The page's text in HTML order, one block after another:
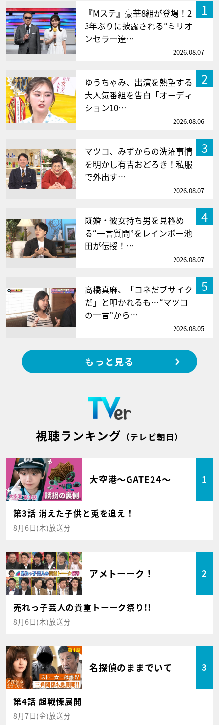
1
『Mステ』豪華8組が登場！2
3年ぶりに披露される“ミリオ
ンセラー達…
2026.08.07
2
ゆうちゃみ、出演を熱望する
大人気番組を告白「オーディ
ション10…
2026.08.06
3
マツコ、みずからの洗濯事情
を明かし有吉おどろき！私服
で外出す…
2026.08.07
4
既婚・彼女持ち男を見極め
る“一言質問”をレインボー池
田が伝授！…
2026.08.07
5
高橋真麻、「コネだブサイク
だ」と叩かれるも…“マツコ
の一言”から…
2026.08.05
もっと見る
視聴ランキング （テレビ朝日）
大空港～GATE24～ 1
第3話 消えた子供と兎を追え！
8月6日(木)放送分
アメトーーク！ 2
売れっ子芸人の貴重トーーク祭り!!
8月6日(木)放送分
名探偵のままでいて 3
第4話 超戦慄展開
8月7日(金)放送分